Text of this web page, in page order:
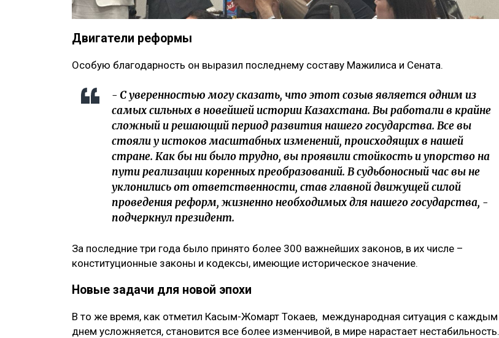
Двигатели реформы
Особую благодарность он выразил последнему составу Мажилиса и Сената.
- С уверенностью могу сказать, что этот созыв является одним из
самых сильных в новейшей истории Казахстана. Вы работали в крайне
сложный и решающий период развития нашего государства. Все вы
стояли у истоков масштабных изменений, происходящих в нашей
стране. Как бы ни было трудно, вы проявили стойкость и упорство на
пути реализации коренных преобразований. В судьбоносный час вы не
уклонились от ответственности, став главной движущей силой
проведения реформ, жизненно необходимых для нашего государства, -
подчеркнул президент.
За последние три года было принято более 300 важнейших законов, в их числе –
конституционные законы и кодексы, имеющие историческое значение.
Новые задачи для новой эпохи
В то же время, как отметил Касым-Жомарт Токаев, международная ситуация с каждым
днем усложняется, становится все более изменчивой, в мире нарастает нестабильность.